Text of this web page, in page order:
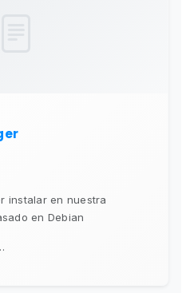
instalar en nuestra
en Debian